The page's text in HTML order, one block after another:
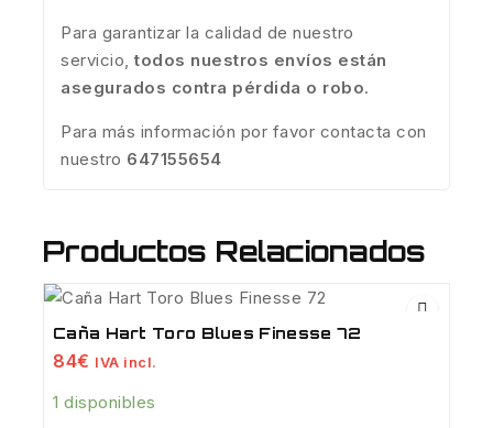
Para garantizar la calidad de nuestro
servicio,todos nuestros envíos están
asegurados contra pérdida o robo.
Para más información por favor contacta con
nuestro 647155654
Productos Relacionados
Caña Hart Toro Blues Finesse 72
84€ IVA incl.
1 disponibles